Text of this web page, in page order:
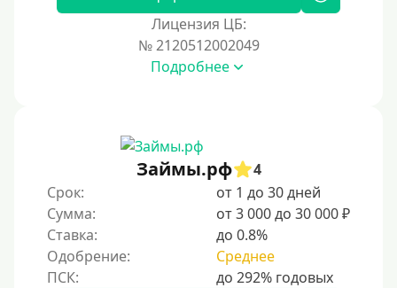
С возможностью частичного погашения
Надежные
Без обмана
Без предоплат
Без электронной почты
Лицензия ЦБ:
№ 2120512002049
Подробнее
Займы.рф
4
Срок:
от 1 до 30 дней
Сумма:
от 3 000 до 30 000 ₽
Ставка:
до 0.8%
Одобрение:
Среднее